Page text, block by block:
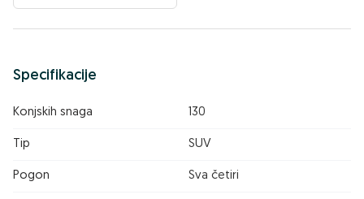
Specifikacije
Konjskih snaga 130
Tip SUV
Pogon Sva četiri